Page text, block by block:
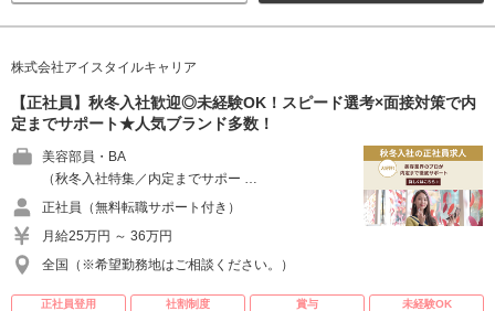
株式会社アイスタイルキャリア
【正社員】秋冬入社歓迎◎未経験OK！スピード選考×面接対策で内
定までサポート★人気ブランド多数！
美容部員・BA
（秋冬入社特集／内定までサポー …
正社員（無料転職サポート付き）
月給25万円 ～ 36万円
全国（※希望勤務地はご相談ください。）
正社員登用 社割制度 賞与
未経験OK